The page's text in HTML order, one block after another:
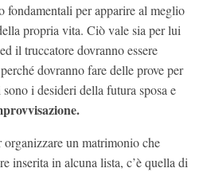
fondamentali per apparire al meglio
propria vita. Ciò vale sia per lui
il truccatore dovranno essere
dovranno fare delle prove per
i desideri della futura sposa e
organizzare un matrimonio che
inserita in alcuna lista, c’è quella di